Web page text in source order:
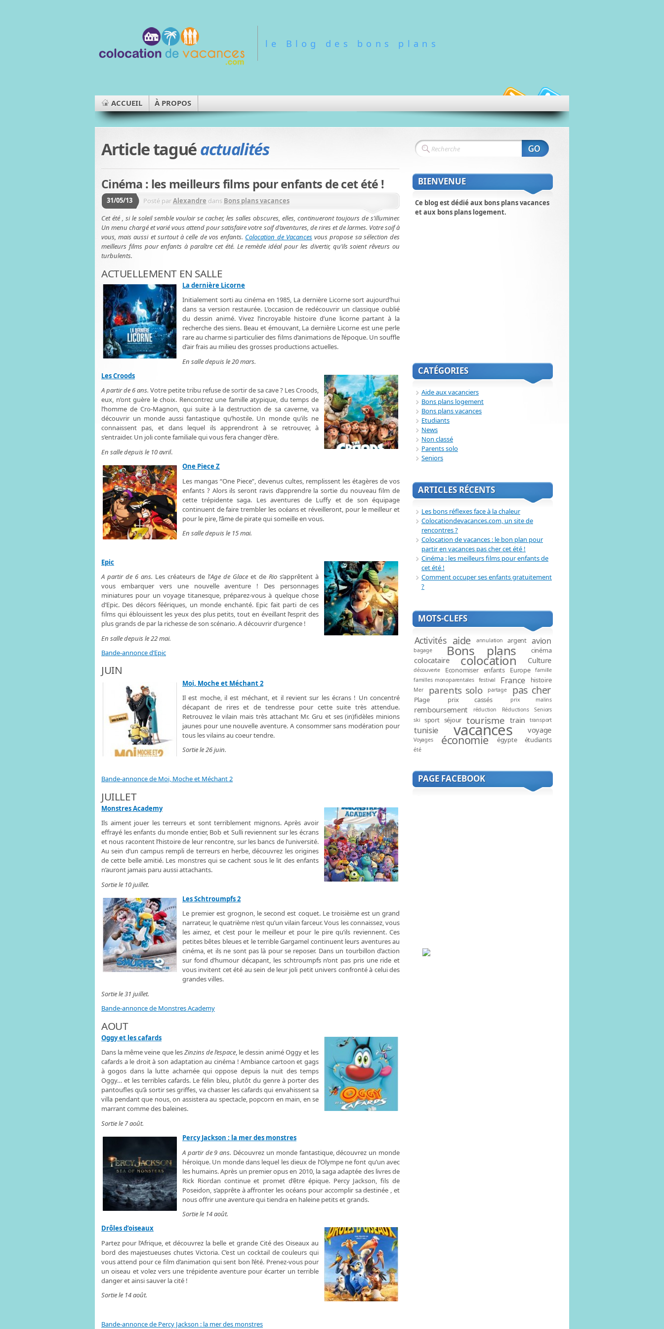
le Blog des bons plans
ACCUEIL À PROPOS
Article taguéactualités
Cinéma : les meilleurs films pour enfants de cet été !
31/05/13 Posté parAlexandre dans Bons plans vacances
Cet été , si le soleil semble vouloir se cacher, les salles obscures, elles, continueront toujours de s’illuminer.
Un menu chargé et varié vous attend pour satisfaire votre soif d’aventures, de rires et de larmes. Votre soif à
vous, mais aussi et surtout à celle de vos enfants. Colocation de Vacancesvous propose sa sélection des
meilleurs films pour enfants à paraître cet été. Le remède idéal pour les divertir, qu’ils soient rêveurs ou
turbulents.
ACTUELLEMENT EN SALLE
La dernière Licorne
Initialement sorti au cinéma en 1985, La dernière Licorne sort aujourd’hui
dans sa version restaurée. L’occasion de redécouvrir un classique oublié
du dessin animé. Vivez l’incroyable histoire d’une licorne partant à la
recherche des siens. Beau et émouvant, La dernière Licorne est une perle
rare au charme si particulier des films d’animations de l’époque. Un souffle
d’air frais au milieu des grosses productions actuelles.
En salle depuis le 20 mars.
Les Croods
A partir de 6 ans. Votre petite tribu refuse de sortir de sa cave ? Les Croods,
eux, n’ont guère le choix. Rencontrez une famille atypique, du temps de
l’homme de Cro-Magnon, qui suite à la destruction de sa caverne, va
découvrir un monde aussi fantastique qu’hostile. Un monde qu’ils ne
connaissent pas, et dans lequel ils apprendront à se retrouver, à
s’entraider. Un joli conte familiale qui vous fera changer d’ère.
En salle depuis le 10 avril.
One Piece Z
Les mangas “One Piece”, devenus cultes, remplissent les étagères de vos
enfants ? Alors ils seront ravis d’apprendre la sortie du nouveau film de
cette trépidente saga. Les aventures de Luffy et de son équipage
continuent de faire trembler les océans et réveilleront, pour le meilleur et
pour le pire, l’âme de pirate qui someille en vous.
En salle depuis le 15 mai.
Epic
A partir de 6 ans. Les créateurs de l’Age de Glaceet de Rios’apprêtent à
vous embarquer vers une nouvelle aventure ! Des personnages
miniatures pour un voyage titanesque, préparez-vous à quelque chose
d’Epic. Des décors féériques, un monde enchanté. Epic fait parti de ces
films qui éblouissent les yeux des plus petits, tout en éveillant l’esprit des
plus grands de par la richesse de son scénario. A découvrir d’urgence !
En salle depuis le 22 mai.
Bande-annonce d’Epic
JUIN
Moi, Moche et Méchant 2
Il est moche, il est méchant, et il revient sur les écrans ! Un concentré
décapant de rires et de tendresse pour cette suite très attendue.
Retrouvez le vilain mais très attachant Mr. Gru et ses (in)fidèles minions
jaunes pour une nouvelle aventure. A consommer sans modération pour
tous les vilains au coeur tendre.
Sortie le 26 juin.
Bande-annonce de Moi, Moche et Méchant 2
JUILLET
Monstres Academy
Ils aiment jouer les terreurs et sont terriblement mignons. Après avoir
effrayé les enfants du monde entier, Bob et Sulli reviennent sur les écrans
et nous racontent l’histoire de leur rencontre, sur les bancs de l’université.
Au sein d’un campus rempli de terreurs en herbe, découvrez les origines
de cette belle amitié. Les monstres qui se cachent sous le lit des enfants
n’auront jamais paru aussi attachants.
Sortie le 10 juillet.
Les Schtroumpfs 2
Le premier est grognon, le second est coquet. Le troisième est un grand
narrateur, le quatrième n’est qu’un vilain farceur. Vous les connaissez, vous
les aimez, et c’est pour le meilleur et pour le pire qu’ils reviennent. Ces
petites bêtes bleues et le terrible Gargamel continuent leurs aventures au
cinéma, et ils ne sont pas là pour se reposer. Dans un tourbillon d’action
sur fond d’humour décapant, les schtroumpfs n’ont pas pris une ride et
vous invitent cet été au sein de leur joli petit univers confronté à celui des
grandes villes.
Sortie le 31 juillet.
Bande-annonce de Monstres Academy
AOUT
Oggy et les cafards
Dans la même veine que lesZinzins de l’espace, le dessin animé Oggy et les
cafards a le droit à son adaptation au cinéma ! Ambiance cartoon et gags
à gogos dans la lutte acharnée qui oppose depuis la nuit des temps
Oggy… et les terribles cafards. Le félin bleu, plutôt du genre à porter des
pantoufles qu’à sortir ses griffes, va chasser les cafards qui envahissent sa
villa pendant que nous, on assistera au spectacle, popcorn en main, en se
marrant comme des baleines.
Sortie le 7 août.
Percy Jackson : la mer des monstres
A partir de 9 ans. Découvrez un monde fantastique, découvrez un monde
héroïque. Un monde dans lequel les dieux de l’Olympe ne font qu’un avec
les humains. Après un premier opus en 2010, la saga adaptée des livres de
Rick Riordan continue et promet d’être épique. Percy Jackson, fils de
Poseidon, s’apprête à affronter les océans pour accomplir sa destinée , et
nous offrir une aventure qui tiendra en haleine petits et grands.
Sortie le 14 août.
Drôles d’oiseaux
Partez pour l’Afrique, et découvrez la belle et grande Cité des Oiseaux au
bord des majestueuses chutes Victoria. C’est un cocktail de couleurs qui
vous attend pour ce film d’animation qui sent bon l’été. Prenez-vous pour
un oiseau et volez vers une trépidente aventure pour écarter un terrible
danger et ainsi sauver la cité !
Sortie le 14 août.
Bande-annonce de Percy Jackson : la mer des monstres
BIENVENUE
Ce blog est dédié aux bons plans vacances
et aux bons plans logement.
CATÉGORIES
Aide aux vacanciers
Bons plans logement
Bons plans vacances
Etudiants
News
Non classé
Parents solo
Seniors
ARTICLES RÉCENTS
Les bons réflexes face à la chaleur
Colocationdevacances.com, un site de
rencontres ?
Colocation de vacances : le bon plan pour
partir en vacances pas cher cet été !
Cinéma : les meilleurs films pour enfants de
cet été !
Comment occuper ses enfants gratuitement
?
MOTS-CLEFS
Activités aide annulation argent avion
bagage Bons plans cinéma
colocataire colocation Culture
découverte Economiser enfants Europe
famille
familles monoparentales
festival France histoire
Mer parents solo partage pas cher
Plage prix cassés prix malins
remboursement réduction Réductions
Seniors
ski
sport séjour tourisme train transport
tunisie vacances voyage
Voyages économie égypte étudiants
été
PAGE FACEBOOK